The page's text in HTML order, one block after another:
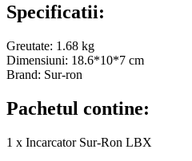
Specificatii:
Greutate: 1.68 kg
Dimensiuni: 18.6*10*7 cm
Brand: Sur-ron
Pachetul contine:
1 x Incarcator Sur-Ron LBX